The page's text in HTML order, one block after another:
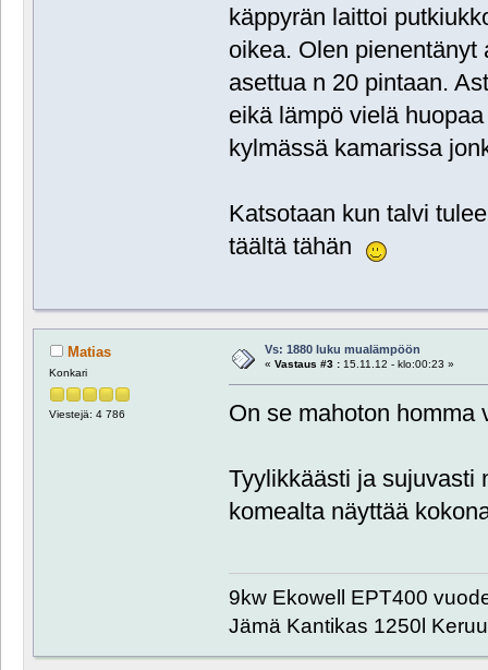
käppyrän laittoi
oikea. Olen
asettua n 20 pintaan.
eikä lämpö vielä
kylmässä kamarissa
Katsotaan kun talvi
täältä tähän
Matias
Konkari
Viestejä: 4 786
Vs: 1880 luku mualämpöön
« Vastaus #3 :15.11.12 - klo:00:23 »
On se mahoton
Tyylikkäästi ja sujuvasti
komealta näyttää
9kw Ekowell EPT400
Jämä Kantikas 1250l